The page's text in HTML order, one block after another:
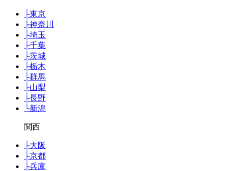
├東京
├神奈川
├埼玉
├千葉
├茨城
├栃木
├群馬
├山梨
├長野
└新潟
関西
├大阪
├京都
├兵庫